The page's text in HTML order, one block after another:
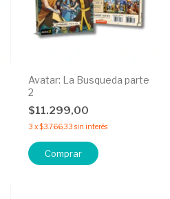
Avatar: La Busqueda parte
2
$11.299,00
3 x$3.766,33 sin interés